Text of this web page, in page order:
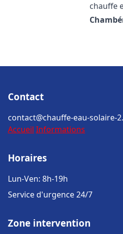
chauffe
Contact
contact@chauffe-eau-solaire-
Accueil Informations
Horaires
Lun-Ven: 8h-19h
Service d'urgence 24/7
Zone intervention